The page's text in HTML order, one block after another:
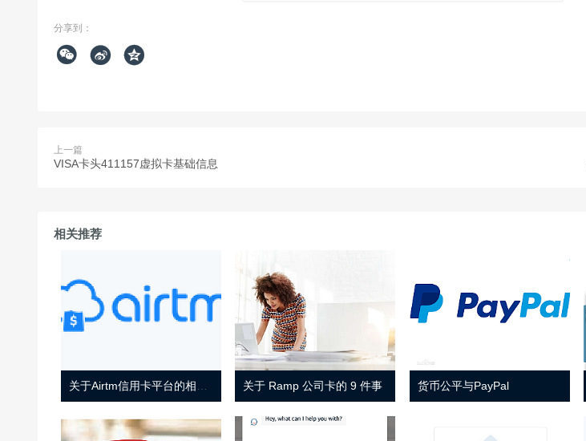
分享到：
  
上一篇
VISA卡头411157虚拟卡基础信息
相关推荐
关于 Ramp 公司卡的 9 件事 货币公平与PayPal